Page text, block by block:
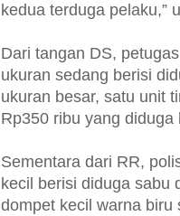
kedua terduga pelaku,”
Dari tangan DS,
ukuran sedang berisi
ukuran besar, satu unit
Rp350 ribu yang
Sementara dari RR,
kecil berisi diduga sabu
dompet kecil warna biru